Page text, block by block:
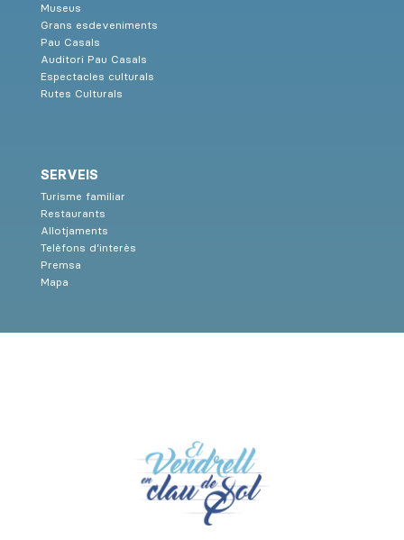
Museus
Grans esdeveniments
Pau Casals
Auditori Pau Casals
Espectacles culturals
Rutes Culturals
SERVEIS
Turisme familiar
Restaurants
Allotjaments
Telèfons d’interès
Premsa
Mapa